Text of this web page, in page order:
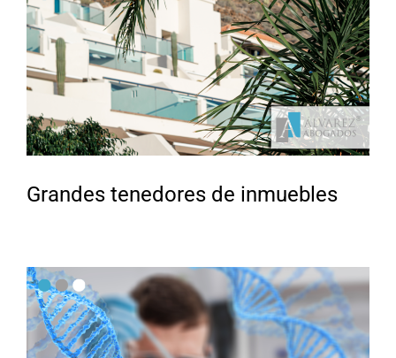
Grandes tenedores de inmuebles